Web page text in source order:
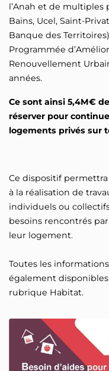
l’Anah et de multiples
Bains, Ucel, Saint-
Banque des
Programmée
Renouvellement
années.
Ce sont ainsi 5,4M€
réserver pour
logements privés sur
Ce dispositif
à la réalisation de
individuels ou
besoins rencontrés
leur logement.
Toutes les
également
rubrique Habitat.